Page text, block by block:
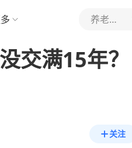
养老金计划
交满15年？
关注